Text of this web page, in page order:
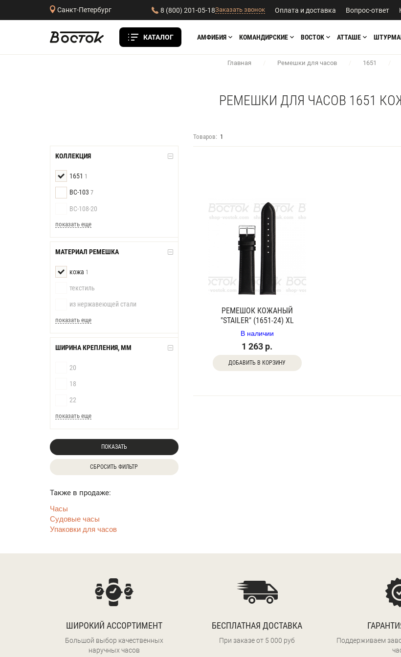
Санкт-Петербург 8 (800) 201-05-18Заказать звонок Оплата и доставка Вопрос-ответ
КАТАЛОГ АМФИБИЯ КОМАНДИРСКИЕ ВОСТОК АТТАШЕ
Главная / Ремешки для часов / 1651 /
РЕМЕШКИ ДЛЯ ЧАСОВ 1651
КОЛЛЕКЦИЯ
1651 1
BC-103 7
BC-108-20
показать еще
МАТЕРИАЛ РЕМЕШКА
кожа 1
текстиль
из нержавеющей стали
показать еще
ШИРИНА КРЕПЛЕНИЯ, ММ
20
18
22
показать еще
ПОКАЗАТЬ
СБРОСИТЬ ФИЛЬТР
Также в продаже:
Часы
Судовые часы
Упаковки для часов
Товаров: 1
РЕМЕШОК КОЖАНЫЙ
"STAILER" (1651-24) XL
В наличии
1 263 р.
ДОБАВИТЬ В КОРЗИНУ
ШИРОКИЙ АССОРТИМЕНТ
Большой выбор качественных
наручных часов
БЕСПЛАТНАЯ ДОСТАВКА
При заказе от 5 000 руб
Поддерживаем